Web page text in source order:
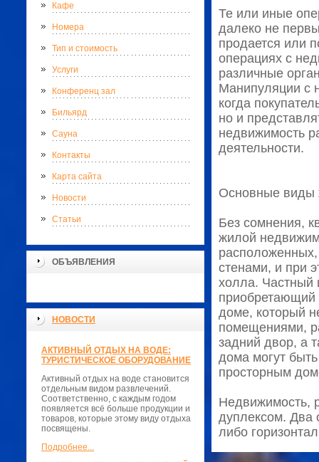
Кафе
Номера
Тип и стоимость
Услуги
Конференц зал
Бильярд
Сауна
Контакты
Карта сайта
Новости
Статьи
ОБЪЯВЛЕНИЯ
НОВОСТИ
АКТИВНЫЙ ОТДЫХ НА ВОДЕ:
ТУРИСТИЧЕСКОЕ ОБОРУДОВАНИЕ
Активный отдых на воде становится
отдельным видом развлечений.
Соответственно, с каждым годом
появляется всё больше продукции и
товаров, которые этому виду отдыха
посвящены.
Подробнее...
Те или иные
далеко не
продается или
операциях с
различные
Манипуляции с
когда
но и
недвижимость
деятельности.
Основные виды
Без сомнения,
жилой
стенами, и при
холла. Частный
приобретающий
доме, который
помещениями,
задний двор, а
дома могут
просторным
Недвижимость,
дуплексом. Два
либо